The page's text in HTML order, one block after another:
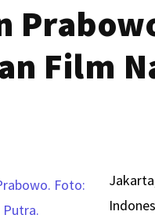
Film